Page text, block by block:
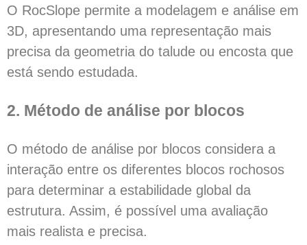
O RocSlope permite a modelagem e análise em
3D, apresentando uma representação mais
precisa da geometria do talude ou encosta que
está sendo estudada.
2. Método de análise por blocos
O método de análise por blocos considera a
interação entre os diferentes blocos rochosos
para determinar a estabilidade global da
estrutura. Assim, é possível uma avaliação
mais realista e precisa.